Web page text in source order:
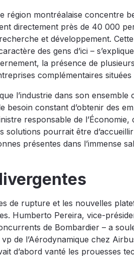
montréalaise concentre
directement près de 40 000
et développement.
des gens d’ici –
la présence de
complémentaires
l’industrie dans son ensemble
besoin constant d’obtenir des
responsable de l’Économie,
solutions pourrait être
présentes dans l’immense
de rupture et les nouvelles
Humberto Pereira, vice-
de Bombardier – a
de l’Aérodynamique chez
d’abord vanté les prouesses